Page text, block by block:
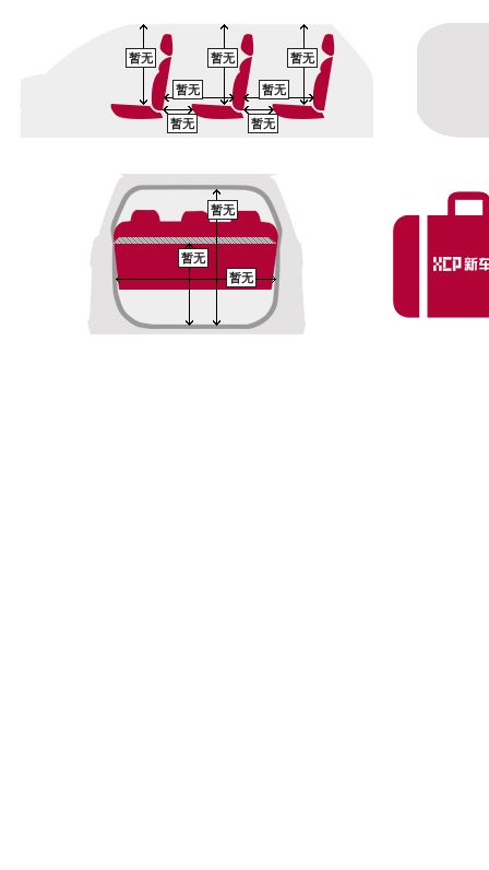
暂无 暂无 暂无
暂无
暂无 暂无
暂无
暂无
暂无
暂无